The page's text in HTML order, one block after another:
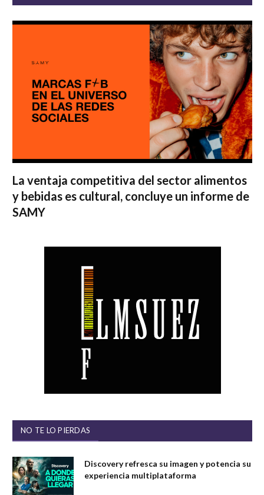
La ventaja competitiva del sector alimentos
y bebidas es cultural, concluye un informe de
SAMY
NO TE LO PIERDAS
Discovery refresca su imagen y potencia su
experiencia multiplataforma